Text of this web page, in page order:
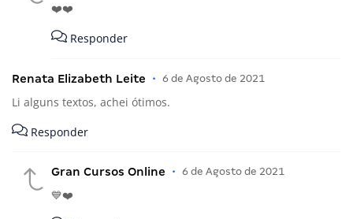
❤️❤️
Responder
Renata Elizabeth Leite • 6 de Agosto de 2021
Li alguns textos, achei ótimos.
Responder
Gran Cursos Online • 6 de Agosto de 2021
💙❤️